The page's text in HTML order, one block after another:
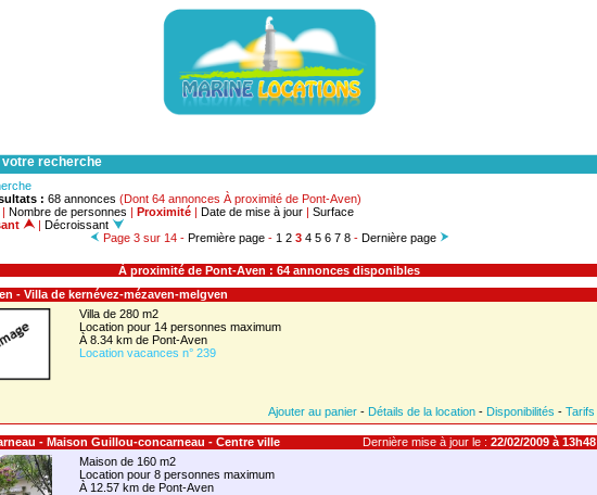
votre recherche
: 68 annonces (Dont 64 annonces À proximité de Pont-Aven)
| Nombre de personnes | Proximité | Date de mise à jour | Surface
| Décroissant
Page 3 sur 14 - Première page- 1 2 3 4 5 6 7 8- Dernière page
À proximité de Pont-Aven : 64 annonces disponibles
- Villa de kernévez-mézaven-melgven
Villa de 280 m2
Location pour 14 personnes maximum
À 8.34 km de Pont-Aven
Location vacances n° 239
Ajouter au panier - Détails de la location - Disponibilités - Tarifs
- Maison Guillou-concarneau - Centre ville Dernière mise à jour le : 22/02/2009 à 13h48
Maison de 160 m2
Location pour 8 personnes maximum
À 12.57 km de Pont-Aven